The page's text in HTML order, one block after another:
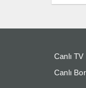
Canlı TV
Canlı